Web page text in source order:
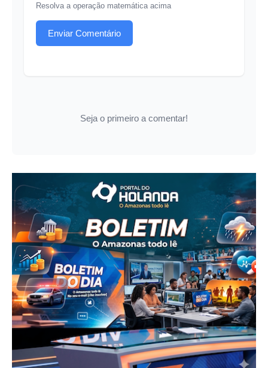
Resolva a operação matemática acima
Enviar Comentário
Seja o primeiro a comentar!